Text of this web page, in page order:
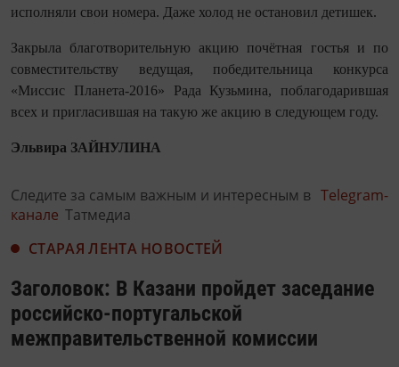
исполняли свои номера. Даже холод не остановил детишек.
Закрыла благотворительную акцию почётная гостья и по
совместительству ведущая, победительница конкурса
«Mиссис Планета-2016» Рада Кузьмина, поблагодарившая
всех и пригласившая на такую же акцию в следующем году.
Эльвира ЗАЙНУЛИНА
Следите за самым важным и интересным в Telegram-
канале Татмедиа
СТАРАЯ ЛЕНТА НОВОСТЕЙ
Заголовок: В Казани пройдет заседание
российско-португальской
межправительственной комиссии